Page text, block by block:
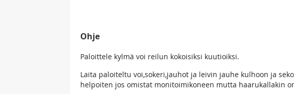
Ohje
Paloittele kylmä voi reilun kokoisiksi kuutioiksi.
Laita paloiteltu voi,sokeri,jauhot ja leivin jauhe kulhoon ja
helpoiten jos omistat monitoimikoneen mutta haarukallakin